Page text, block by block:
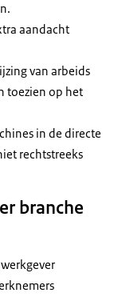
aandacht
van arbeids
toezien op het
in de directe
rechtstreeks
branche